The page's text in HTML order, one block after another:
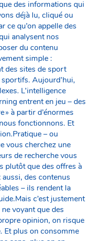
des informations qui
déjà lu, cliqué ou
ce qu’on appelle des
analysent nos
du contenu
simple :
des sites de sport
Aujourd’hui,
L’intelligence
entrent en jeu – des
» à partir d’énormes
fonctionnons. Et
– ou
vous cherchez une
de recherche vous
plutôt que des offres à
des contenus
– ils rendent la
c’est justement
voyant que des
opinion, on risque
Et plus on consomme